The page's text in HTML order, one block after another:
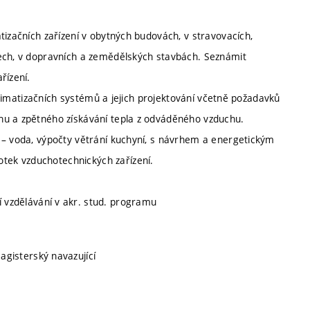
zařízení v obytných budovách, v stravovacích,
v dopravních a zemědělských stavbách. Seznámit
systémů a jejich projektování včetně požadavků
a zpětného získávání tepla z odváděného vzduchu.
voda, výpočty větrání kuchyní, s návrhem a energetickým
vzduchotechnických zařízení.
vzdělávání v akr. stud. programu
navazující